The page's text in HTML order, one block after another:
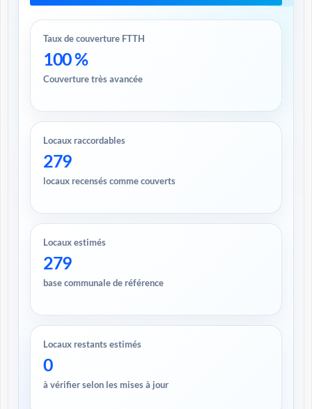
Taux de couverture FTTH
100 %
Couverture très avancée
Locaux raccordables
279
locaux recensés comme couverts
Locaux estimés
279
base communale de référence
Locaux restants estimés
0
à vérifier selon les mises à jour